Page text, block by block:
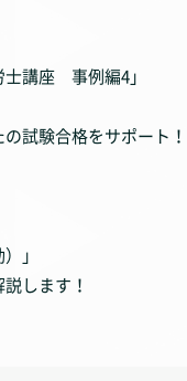
講座 事例編4」
試験合格をサポート！
」
します！